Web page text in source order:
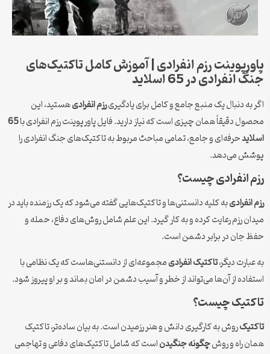
رزم انفرادی | آموزش کامل تاکتیک‌های
در 65 اسلاید
دنبال یک منبع جامع و کامل برای یادگیریرزم انفرادیهستید، این
دقیقاً همان چیزی است که نیاز دارید. فایل پاورپوینت رزم انفرادی با65
حرفه‌ای و جامع، تمامی مباحث مربوط به تاکتیک‌های جنگ انفرادی را
می‌دهد.
انفرادی چیست؟
به کلیه دانستنی‌ها و تاکتیک‌هایی گفته می‌شود که یک رزمنده باید در
رزم رعایت کرده و به کار گیرد. این علم شامل روش‌های دفاع، حمله و
جان در برابر دشمن است.
دیگر،تاکتیک انفرادیمجموعه‌ای از دانستنی‌هاست که یک نظامی با
از آن‌ها می‌تواند از خطر و آسیب دشمن در امان بماند و بر او پیروز شود.
چیست؟
روش به کارگیری دانش و هنر رزمیدن است. به بیان ساده‌تر، تاکتیک
راه و روشچگونه جنگیدناست که شامل تاکتیک‌های دفاعی و تهاجمی